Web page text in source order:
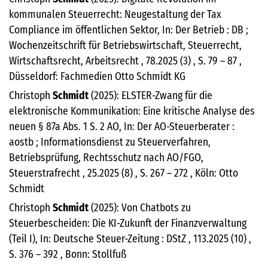
kommunalen Steuerrecht: Neugestaltung der Tax
Compliance im öffentlichen Sektor, In: Der Betrieb : DB ;
Wochenzeitschrift für Betriebswirtschaft, Steuerrecht,
Wirtschaftsrecht, Arbeitsrecht , 78.2025 (3) , S. 79 – 87 ,
Düsseldorf: Fachmedien Otto Schmidt KG
Christoph Schmidt(2025): ELSTER-Zwang für die
elektronische Kommunikation: Eine kritische Analyse des
neuen § 87a Abs. 1 S. 2 AO, In: Der AO-Steuerberater :
aostb ; Informationsdienst zu Steuerverfahren,
Betriebsprüfung, Rechtsschutz nach AO/FGO,
Steuerstrafrecht , 25.2025 (8) , S. 267 – 272 , Köln: Otto
Schmidt
Christoph Schmidt(2025): Von Chatbots zu
Steuerbescheiden: Die KI-Zukunft der Finanzverwaltung
(Teil I), In: Deutsche Steuer-Zeitung : DStZ , 113.2025 (10) ,
S. 376 – 392 , Bonn: Stollfuß